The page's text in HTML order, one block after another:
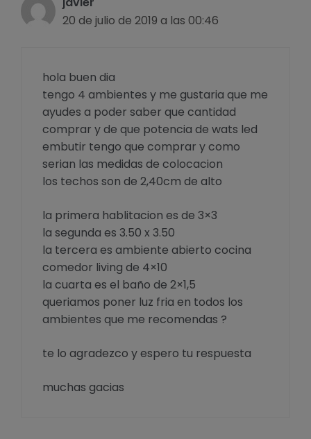
20 de julio de 2019 a las 00:46
hola buen dia
tengo 4 ambientes y me gustaria que me
ayudes a poder saber que cantidad
comprar y de que potencia de wats led
embutir tengo que comprar y como
serian las medidas de colocacion
los techos son de 2,40cm de alto
la primera hablitacion es de 3×3
la segunda es 3.50 x 3.50
la tercera es ambiente abierto cocina
comedor living de 4×10
la cuarta es el baño de 2×1,5
queriamos poner luz fria en todos los
ambientes que me recomendas ?
te lo agradezco y espero tu respuesta
muchas gacias